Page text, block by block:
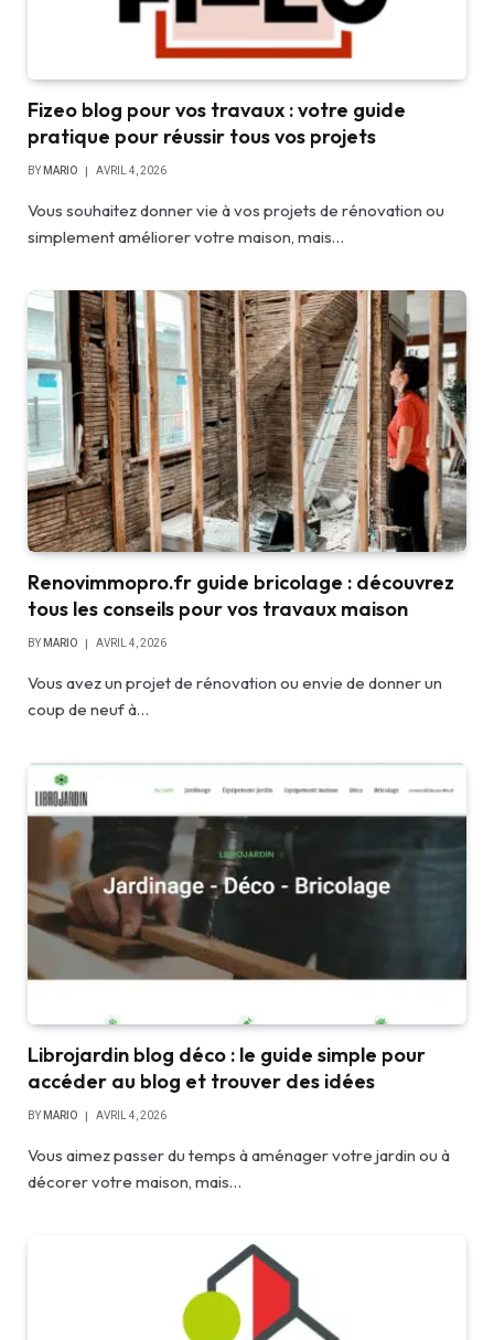
Fizeo blog pour vos travaux : votre guide
pratique pour réussir tous vos projets
BY MARIO AVRIL 4, 2026
Vous souhaitez donner vie à vos projets de rénovation ou
simplement améliorer votre maison, mais…
Renovimmopro.fr guide bricolage : découvrez
tous les conseils pour vos travaux maison
BY MARIO AVRIL 4, 2026
Vous avez un projet de rénovation ou envie de donner un
coup de neuf à…
Librojardin blog déco : le guide simple pour
accéder au blog et trouver des idées
BY MARIO AVRIL 4, 2026
Vous aimez passer du temps à aménager votre jardin ou à
décorer votre maison, mais…